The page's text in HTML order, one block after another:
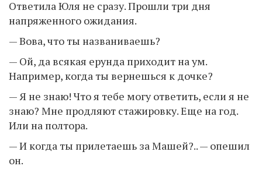
Ответила Юля не сразу. Прошли три дня
напряженного ожидания.
— Вова, что ты названиваешь?
— Ой, да всякая ерунда приходит на ум.
Например, когда ты вернешься к дочке?
— Я не знаю! Что я тебе могу ответить, если я не
знаю? Мне продляют стажировку. Еще на год.
Или на полтора.
— И когда ты прилетаешь за Машей?.. — опешил
он.